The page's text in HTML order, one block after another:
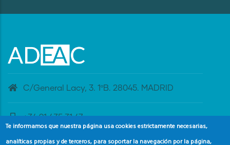
C/General Lacy, 3. 1ºB. 28045. MADRID
+34 91 435 31 47
Te informamos que nuestra página usa cookies estrictamente necesarias,
analíticas propias y de terceros, para soportar la navegación por la página,